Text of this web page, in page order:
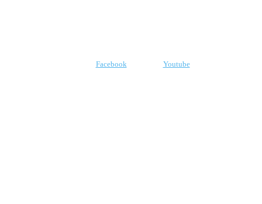
Facebook Youtube